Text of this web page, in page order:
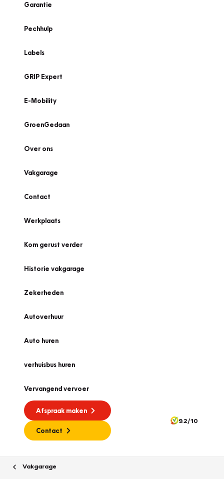
Garantie
Pechhulp
Labels
GRIP Expert
E-Mobility
GroenGedaan
Over ons
Vakgarage
Contact
Werkplaats
Kom gerust verder
Historie vakgarage
Zekerheden
Autoverhuur
Auto huren
verhuisbus huren
Vervangend vervoer
Afspraak maken
Contact
9.2/10
Vakgarage